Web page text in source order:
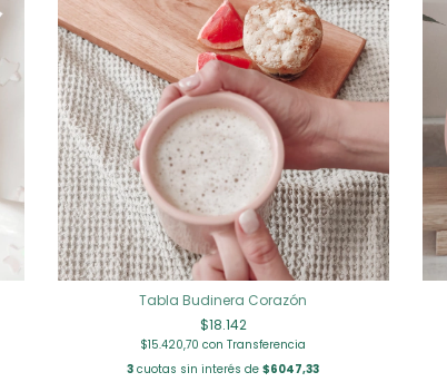
Tabla Budinera Corazón
$18.142
$15.420,70con Transferencia
3 cuotas sin interés de$6047,33